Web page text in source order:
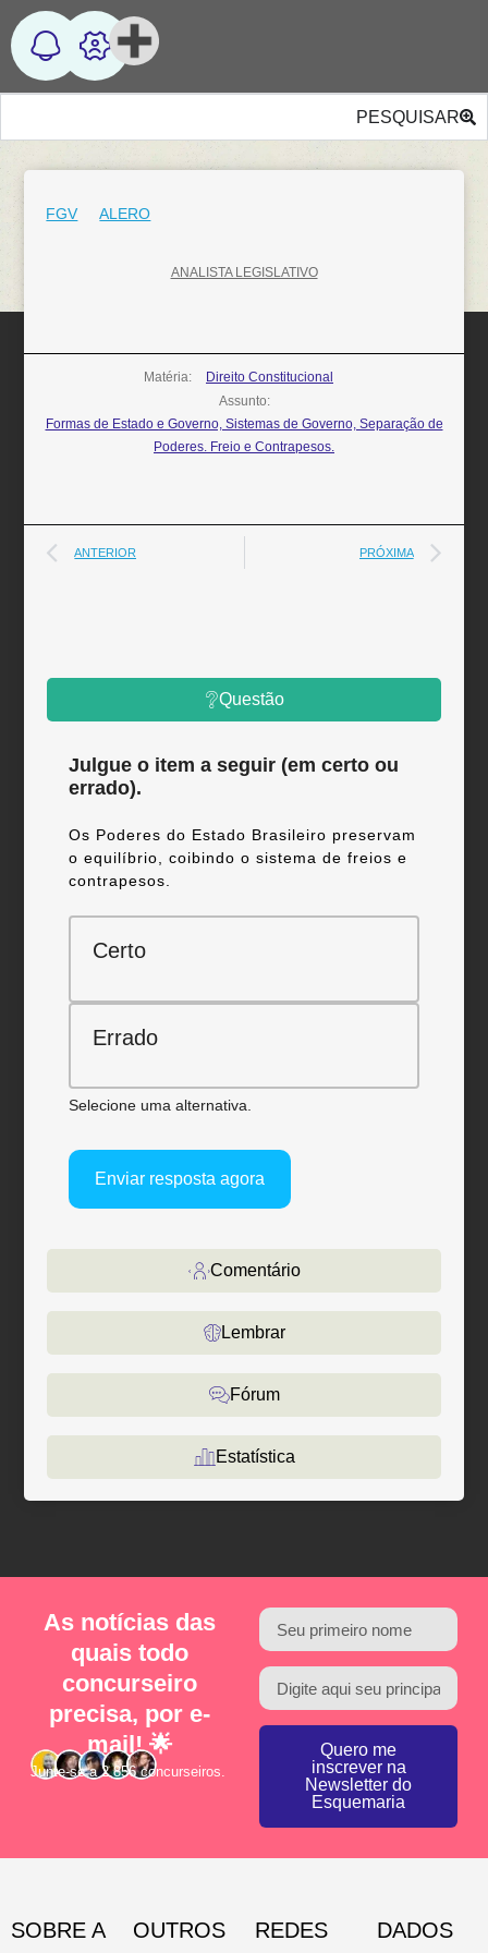
PESQUISAR
FGV ALERO
ANALISTA LEGISLATIVO
Matéria:
Direito Constitucional
Assunto:
Formas de Estado e Governo, Sistemas de Governo, Separação de
Poderes. Freio e Contrapesos.
ANTERIOR PRÓXIMA
Questão
Comentário
Lembrar
Fórum
Estatística
Julgue o item a seguir (em certo ou
errado).
Os Poderes do Estado Brasileiro preservam
o equilíbrio, coibindo o sistema de freios e
contrapesos.
Certo
Errado
Selecione uma alternativa.
Enviar resposta agora
As notícias das
quais todo
concurseiro
precisa, por e-
mail! 🌟
Junte-se a 2.856 concurseiros.
Quero me
inscrever na
Newsletter do
Esquemaria
SOBRE A
OUTROS
REDES
DADOS